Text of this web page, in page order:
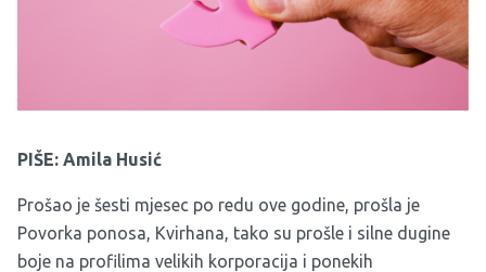
PIŠE: Amila Husić
Prošao je šesti mjesec po redu ove godine, prošla je
Povorka ponosa, Kvirhana, tako su prošle i silne dugine
boje na profilima velikih korporacija i ponekih